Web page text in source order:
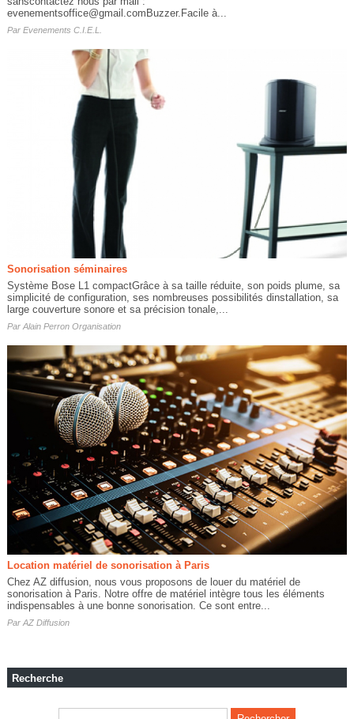
evenementsoffice@gmail.comBuzzer.Facile à...
Par Evenements C.I.E.L.
Sonorisation séminaires
Système Bose L1 compactGrâce à sa taille réduite, son poids plume, sa
simplicité de configuration, ses nombreuses possibilités dinstallation, sa
large couverture sonore et sa précision tonale,...
Par Alain Perron Organisation
Location matériel de sonorisation à Paris
Chez AZ diffusion, nous vous proposons de louer du matériel de
sonorisation à Paris. Notre offre de matériel intègre tous les éléments
indispensables à une bonne sonorisation. Ce sont entre...
Par AZ Diffusion
Recherche